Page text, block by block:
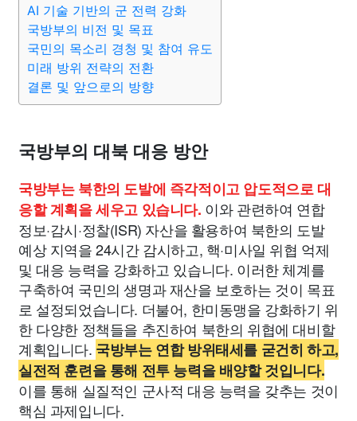
대출 자동차 취미 여행 맛집
종교 사회 정치 건강 의료 의학
부동산 외국어 교육
AI 기술 기반의 군 전력 강화
국방부의 비전 및 목표
국민의 목소리 경청 및 참여 유도
미래 방위 전략의 전환
결론 및 앞으로의 방향
국방부의 대북 대응 방안
국방부는 북한의 도발에 즉각적이고 압도적으로 대
응할 계획을 세우고 있습니다. 이와 관련하여 연합
정보·감시·정찰(ISR) 자산을 활용하여 북한의 도발
예상 지역을 24시간 감시하고, 핵·미사일 위협 억제
및 대응 능력을 강화하고 있습니다. 이러한 체계를
구축하여 국민의 생명과 재산을 보호하는 것이 목표
로 설정되었습니다. 더불어, 한미동맹을 강화하기 위
한 다양한 정책들을 추진하여 북한의 위협에 대비할
계획입니다. 국방부는 연합 방위태세를 굳건히 하고,
실전적 훈련을 통해 전투 능력을 배양할 것입니다.
이를 통해 실질적인 군사적 대응 능력을 갖추는 것이
핵심 과제입니다.